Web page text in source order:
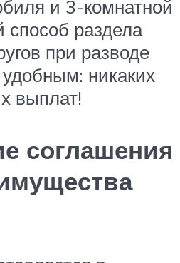
и 3-комнатной
способ раздела
при разводе
никаких
выплат!
соглашения